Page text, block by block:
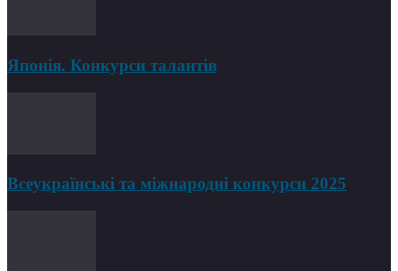
Японія. Конкурси талантів
Всеукраїнські та міжнародні конкурси 2025